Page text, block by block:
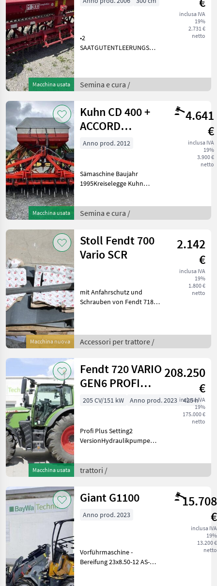
Macchina usata
inclusa IVA
19%
2.731 €
netto
•2
SAATGUTENTLEERUNGSWANNEN•25-
Semina e cura /
Macchina usata
Kuhn CD 400 +
ACCORD
SÄCOMPACTOR
4.641
€
inclusa IVA
19%
3.900 €
netto
Anno prod. 2012
Sämaschine Baujahr
1995Kreiselegge Kuhn
Standort in DE - 84030
Landshut.Gerne steht
0151/16104
Semina e cura /
Macchina nuova
Stoll Fendt 700
Vario SCR
2.142
€
inclusa IVA
19%
1.800 €
netto
mit Anfahrschutz und
Schrauben von Fendt 718
Accessori per trattore /
Macchina usata
Fendt 720 VARIO
GEN6 PROFI
PLUS
208.250
€
inclusa IVA
19%
175.000 €
netto
205 CV/151 kW Anno prod. 2023 425 h
Profi Plus Setting2
VersionHydraulikpumpe
Freischaltung, Corner
Lights, Infotainment Paket,
Oberlenker t
trattori /
Giant G1100
15.708
€
inclusa IVA
19%
13.200 €
netto
Anno prod. 2023
Vorführmaschine -
Bereifung 23x8.50-12 AS-